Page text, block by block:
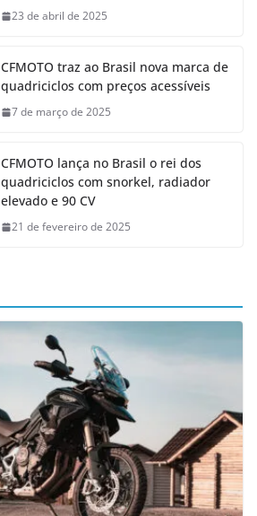
23 de abril de 2025
CFMOTO traz ao Brasil nova marca de
quadriciclos com preços acessíveis
7 de março de 2025
CFMOTO lança no Brasil o rei dos
quadriciclos com snorkel, radiador
elevado e 90 CV
21 de fevereiro de 2025